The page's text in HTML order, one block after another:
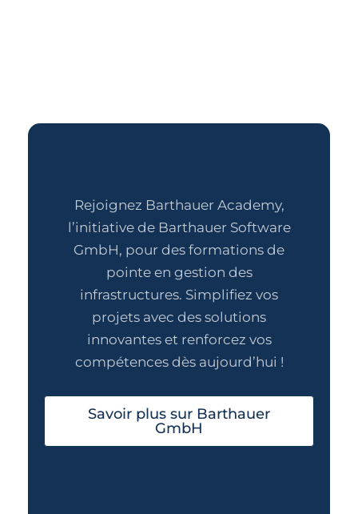
Rejoignez Barthauer Academy,
l’initiative de Barthauer Software
GmbH, pour des formations de
pointe en gestion des
infrastructures. Simplifiez vos
projets avec des solutions
innovantes et renforcez vos
compétences dès aujourd’hui !
Savoir plus sur Barthauer
GmbH